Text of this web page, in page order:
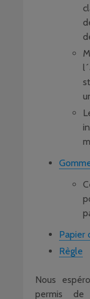
Papier
Règle
Nous
permis de